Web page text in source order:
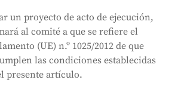
un proyecto de acto de ejecución,
al comité a que se refiere el
(UE) n.º 1025/2012 de que
las condiciones establecidas
presente artículo.